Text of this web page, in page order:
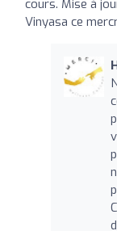
cours. Mise à
Vinyasa ce